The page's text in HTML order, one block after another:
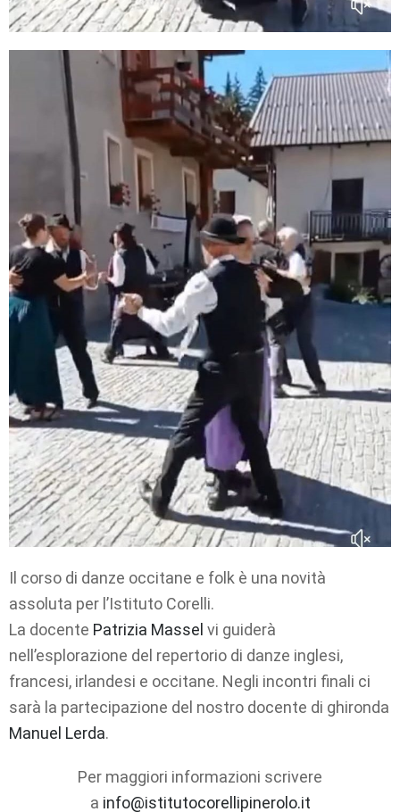
Il corso di danze occitane e folk è una novità
assoluta per l’Istituto Corelli.
La docente Patrizia Massel vi guiderà
nell’esplorazione del repertorio di danze inglesi,
francesi, irlandesi e occitane. Negli incontri finali ci
sarà la partecipazione del nostro docente di ghironda
Manuel Lerda.
Per maggiori informazioni scrivere
a info@istitutocorellipinerolo.it